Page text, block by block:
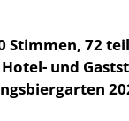
Stimmen, 72
und